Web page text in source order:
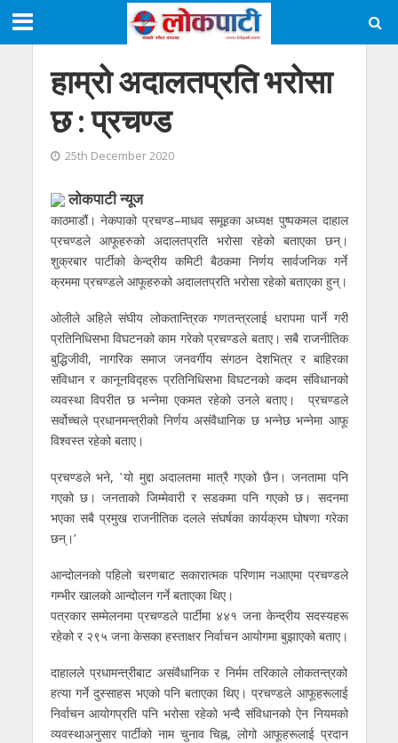
हाम्रो अदालतप्रति भरोसा
छ : प्रचण्ड
25th December 2020
लोकपाटी न्यूज
काठमाडौं। नेकपाको प्रचण्ड–माधव समूहका अध्यक्ष पुष्पकमल दाहाल
प्रचण्डले आफूहरुको अदालतप्रति भरोसा रहेको बताएका छन्।
शुक्रबार पार्टीको केन्द्रीय कमिटी बैठकमा निर्णय सार्वजनिक गर्ने
क्रममा प्रचण्डले आफूहरुको अदालतप्रति भरोसा रहेको बताएका हुन्।
ओलीले अहिले संघीय लोकतान्त्रिक गणतन्त्रलाई धरापमा पार्ने गरी
प्रतिनिधिसभा विघटनको काम गरेको प्रचण्डले बताए। सबै राजनीतिक
बुद्धिजीवी, नागरिक समाज जनवर्गीय संगठन देशभित्र र बाहिरका
संविधान र कानूनविद्हरू प्रतिनिधिसभा विघटनको कदम संविधानको
व्यवस्था विपरीत छ भन्नेमा एकमत रहेको उनले बताए। प्रचण्डले
सर्वोच्चले प्रधानमन्त्रीको निर्णय असंवैधानिक छ भन्नेछ भन्नेमा आफू
विश्वस्त रहेको बताए।
प्रचण्डले भने, ‛यो मुद्दा अदालतमा मात्रै गएको छैन। जनतामा पनि
गएको छ। जनताको जिम्मेवारी र सडकमा पनि गएको छ। सदनमा
भएका सबै प्रमुख राजनीतिक दलले संघर्षका कार्यक्रम घोषणा गरेका
छन्।’
आन्दोलनको पहिलो चरणबाट सकारात्मक परिणाम नआएमा प्रचण्डले
गम्भीर खालको आन्दोलन गर्ने बताएका थिए।
पत्रकार सम्मेलनमा प्रचण्डले पार्टीमा ४४१ जना केन्द्रीय सदस्यहरू
रहेको र २९५ जना केसका हस्ताक्षर निर्वाचन आयोगमा बुझाएको बताए।
दाहालले प्रधामन्त्रीबाट असंवैधानिक र निर्मम तरिकाले लोकतन्त्रको
हत्या गर्ने दुस्साहस भएको पनि बताएका थिए। प्रचण्डले आफूहरूलाई
निर्वाचन आयोगप्रति पनि भरोसा रहेको भन्दै संविधानको ऐन नियमको
व्यवस्थाअनुसार पार्टीको नाम चुनाव चिह्न, लोगो आफूहरूलाई प्रदान